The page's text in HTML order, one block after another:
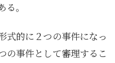
。
式的に２つの事件になっ
の事件として審理するこ